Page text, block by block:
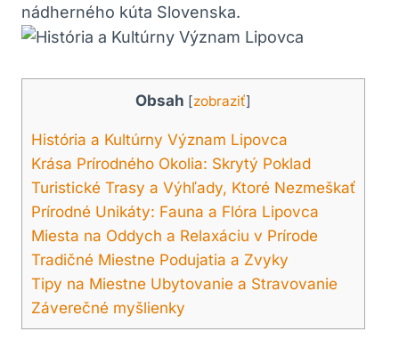
nádherného kúta Slovenska.
Obsah [zobraziť]
História a Kultúrny Význam Lipovca
Krása Prírodného Okolia: Skrytý Poklad
Turistické Trasy a Výhľady, Ktoré Nezmeškať
Prírodné Unikáty: Fauna a Flóra Lipovca
Miesta na Oddych a Relaxáciu v Prírode
Tradičné Miestne Podujatia a Zvyky
Tipy na Miestne Ubytovanie a Stravovanie
Záverečné myšlienky